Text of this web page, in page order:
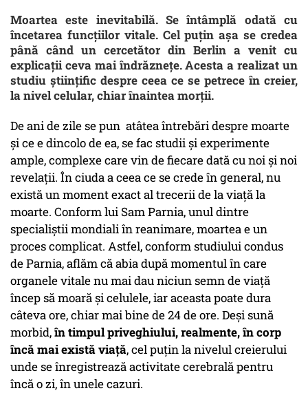
Moartea este inevitabilă. Se întâmplă odată cu
încetarea funcţiilor vitale. Cel puţin aşa se credea
până când un cercetător din Berlin a venit cu
explicaţii ceva mai îndrăzneţe. Acesta a realizat un
studiu științific despre ceea ce se petrece în creier,
la nivel celular, chiar înaintea morții.
De ani de zile se pun atâtea întrebări despre moarte
și ce e dincolo de ea, se fac studii şi experimente
ample, complexe care vin de fiecare dată cu noi şi noi
revelaţii. În ciuda a ceea ce se crede în general, nu
există un moment exact al trecerii de la viață la
moarte. Conform lui Sam Parnia, unul dintre
specialiștii mondiali în reanimare, moartea e un
proces complicat. Astfel, conform studiului condus
de Parnia, aflăm că abia după momentul în care
organele vitale nu mai dau niciun semn de viață
încep să moară și celulele, iar aceasta poate dura
câteva ore, chiar mai bine de 24 de ore. Deşi sună
morbid,în timpul priveghiului, realmente, în corp
încă mai există viaţă, cel puţin la nivelul creierului
unde se înregistrează activitate cerebrală pentru
încă o zi, în unele cazuri.